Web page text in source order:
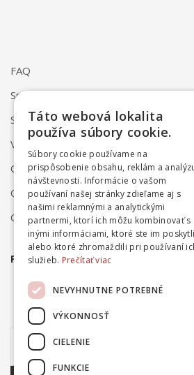
FAQ
Spôsob dodania
Spôsob platby
Vrátenie a reklamácia
Odstúpenie od zmluvy online
Obchodné podmienky
Ochrana osobných údajov
PRIHLÁSTE SA NA ODBER NOVINIEK
Odber noviniek môžete
Táto webová lokalita
používa súbory cookie.
Súbory cookie používame na
prispôsobenie obsahu, reklám a
návštevnosti. Informácie o vašom
používaní našej stránky zdieľame aj s
našimi reklamnými a analytickými
partnermi, ktorí ich môžu kombinovať s
inými informáciami, ktoré ste im poskytli
alebo ktoré zhromaždili pri používaní
služieb. Prečítať viac
NEVYHNUTNE POTREBNÉ
VÝKONNOSŤ
CIELENIE
FUNKCIE